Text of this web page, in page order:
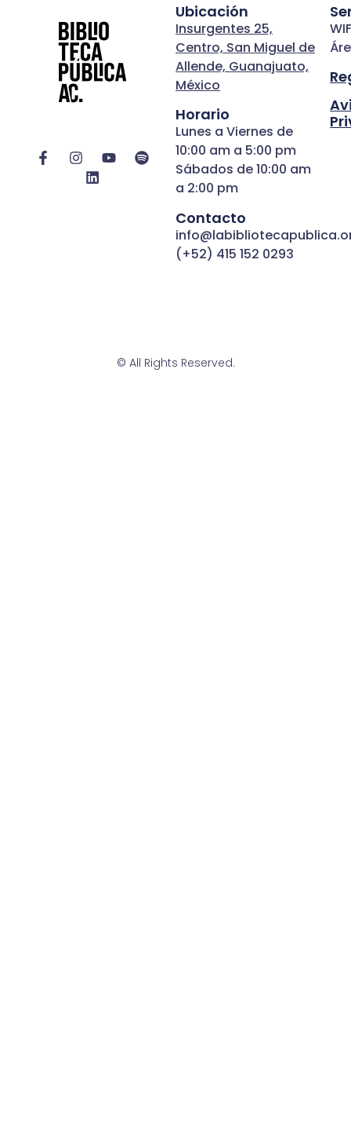
Ubicación
Insurgentes 25,
Centro, San Miguel de
Allende, Guanajuato,
México
Horario
Lunes a Viernes de
10:00 am a 5:00 pm
Sábados de 10:00 am
a 2:00 pm
Contacto
(+52) 415 152 0293
© All Rights Reserved.